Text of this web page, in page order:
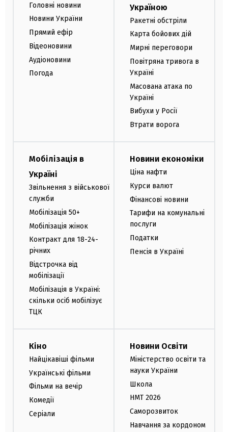
Головні новини
Новини України
Прямий ефір
Відеоновини
Аудіоновини
Погода
Україною
Ракетні обстріли
Карта бойових дій
Мирні переговори
Повітряна тривога в
Україні
Масована атака по
Україні
Вибухи у Росії
Втрати ворога
Мобілізація в
Україні
Звільнення з військової
служби
Мобілізація 50+
Мобілізація жінок
Контракт для 18-24-
річних
Відстрочка від
мобілізації
Мобілізація в Україні:
скільки осіб мобілізує
ТЦК
Новини економіки
Ціна нафти
Курси валют
Фінансові новини
Тарифи на комунальні
послуги
Податки
Пенсія в Україні
Кіно
Найцікавіші фільми
Українські фільми
Фільми на вечір
Комедії
Серіали
Новини Освіти
Міністерство освіти та
науки України
Школа
НМТ 2026
Саморозвиток
Навчання за кордоном